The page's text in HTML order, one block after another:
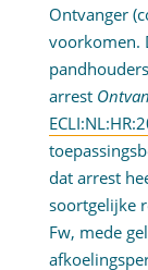
Ontvanger
voorkomen.
arrest
dat arrest
soortgelijke
Fw, mede